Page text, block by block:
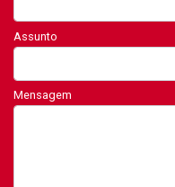
Assunto
Mensagem